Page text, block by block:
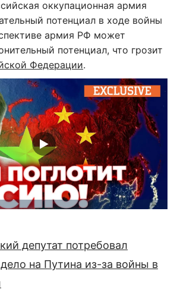
оккупационная армия
потенциал в ходе войны
армия РФ может
потенциал, что грозит
Федерации.
депутат потребовал
на Путина из-за войны в